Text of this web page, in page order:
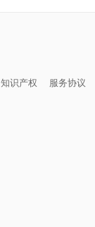
知识产权 服务协议